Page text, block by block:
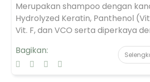
Merupakan shampoo dengan
Hydrolyzed Keratin, Panthenol
Vit. F, dan VCO serta diperkaya
Bagikan: